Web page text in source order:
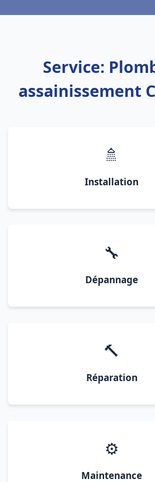
Service:
assainissement
🚿
Installation
🔧
Dépannage
🔨
Réparation
⚙️
Maintenance